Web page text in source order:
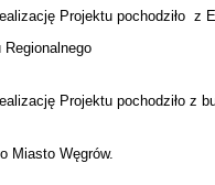
Projektu pochodziło z
Regionalnego
Projektu pochodziło z
Miasto Węgrów.